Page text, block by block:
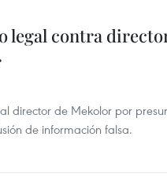
legal contra
director de Mekolor por
de información falsa.